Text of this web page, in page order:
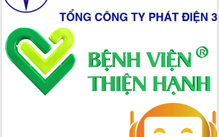
Hội nghị Ban Chấp hành Đảng bộ tỉnh
Đắk Lắk lần thứ 2 (mở rộng)
Tập trung giải phóng mặt bằng, đẩy
nhanh tiến độ Tuyến đường bộ ven
biển
Gỡ khó, khởi công xây dựng, sửa chữa
toàn bộ nhà ở cho hộ dân đúng tiến độ
UBND tỉnh Đắk Lắk tổng kết công tác